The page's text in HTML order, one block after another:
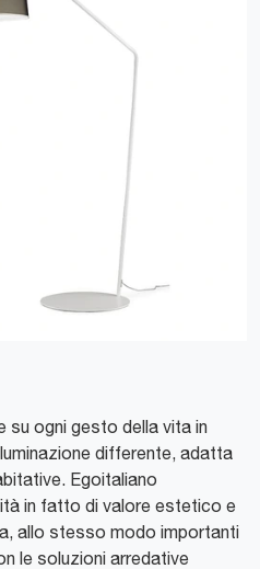
su ogni gesto della vita in
differente, adatta
Egoitaliano
in fatto di valore estetico e
allo stesso modo importanti
le soluzioni arredative